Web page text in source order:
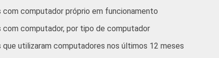
computador próprio em funcionamento
com computador, por tipo de computador
utilizaram computadores nos últimos 12 meses